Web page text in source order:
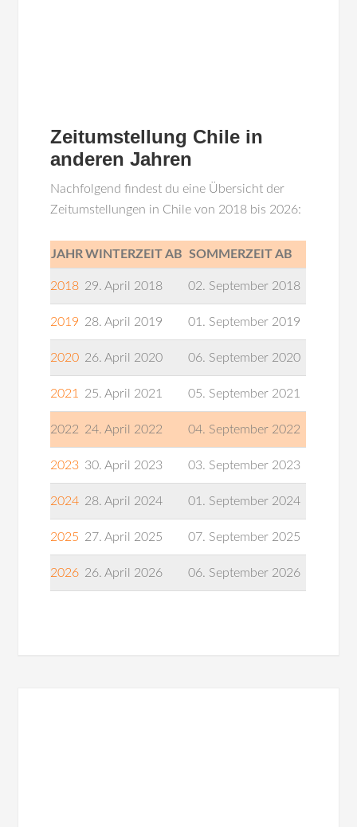
Zeitumstellung Chile in
anderen Jahren
Nachfolgend findest du eine Übersicht der
Zeitumstellungen in Chile von 2018 bis 2026:
JAHR WINTERZEIT AB SOMMERZEIT AB
2018 29. April 2018 02. September 2018
2019 28. April 2019 01. September 2019
2020 26. April 2020 06. September 2020
2021 25. April 2021 05. September 2021
2022 24. April 2022 04. September 2022
2023 30. April 2023 03. September 2023
2024 28. April 2024 01. September 2024
2025 27. April 2025 07. September 2025
2026 26. April 2026 06. September 2026